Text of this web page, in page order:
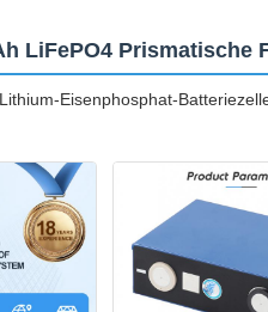
LiFePO4 Prismatische
Eisenphosphat-